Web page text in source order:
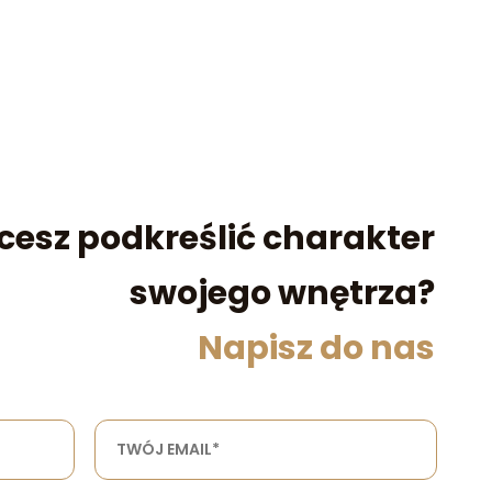
podkreślić charakter
swojego wnętrza?
Napisz do nas